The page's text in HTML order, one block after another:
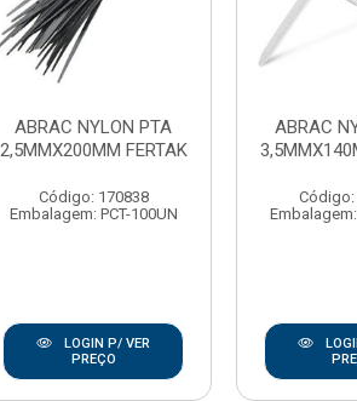
ABRAC NYLON PTA
2,5MMX200MM FERTAK
Código: 170838
Embalagem: PCT-100UN
LOGIN P/ VER
PREÇO
ABRAC
Código: